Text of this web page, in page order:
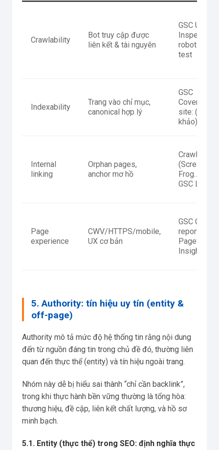
Crawlability
Bot truy cập được
liên kết & tài nguyên
GSC URL
Inspection,
robots.txt
test
Indexability
Trang vào chỉ mục,
canonical hợp lý
GSC
Coverage,
site: (tham
khảo)
Internal
linking
Orphan pages,
anchor mơ hồ
Crawl tool
(Screaming
Frog…),
GSC Links
Page
experience
CWV/HTTPS/mobile,
UX cơ bản
GSC CWV
report,
PageSpeed
Insights
5. Authority: tín hiệu uy tín (entity &
off-page)
Authority mô tả mức độ hệ thống tin rằng nội dung
đến từ nguồn đáng tin trong chủ đề đó, thường liên
quan đến thực thể (entity) và tín hiệu ngoài trang.
Nhóm này dễ bị hiểu sai thành “chỉ cần backlink”,
trong khi thực hành bền vững thường là tổng hòa:
thương hiệu, đề cập, liên kết chất lượng, và hồ sơ
minh bạch.
5.1. Entity (thực thể) trong SEO: định nghĩa thực